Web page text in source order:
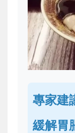
專家建
緩解胃